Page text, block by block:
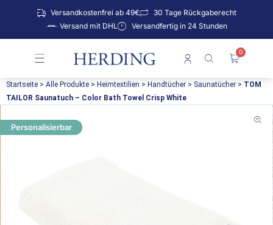
Versandkostenfrei ab 49€
30 Tage Rückgaberecht
Versand mit DHL
Versandfertig in 24 Stunden
0
Startseite > Alle Produkte > Heimtextilien > Handtücher > Saunatücher > TOM
TAILOR Saunatuch – Color Bath Towel Crisp White
Personalisierbar